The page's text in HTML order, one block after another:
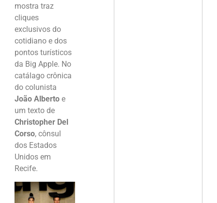
mostra traz
cliques
exclusivos do
cotidiano e dos
pontos turísticos
da Big Apple. No
catálago crônica
do colunista
João Alberto e
um texto de
Christopher Del
Corso, cônsul
dos Estados
Unidos em
Recife.